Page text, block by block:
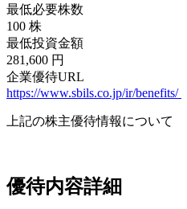
最低必要株数
100 株
最低投資金額
281,600 円
企業優待URL
https://www.sbils.co.jp/ir/benefits/
上記の株主優待情報について
優待内容詳細